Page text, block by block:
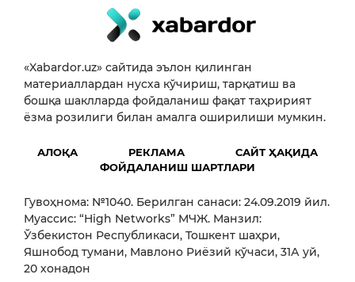
«Xabardor.uz» сайтида эълон қилинган
материаллардан нусха кўчириш, тарқатиш ва
бошқа шаклларда фойдаланиш фақат таҳририят
ёзма розилиги билан амалга оширилиши мумкин.
АЛОҚА РЕКЛАМА
САЙТ ҲАҚИДА
ФОЙДАЛАНИШ ШАРТЛАРИ
Гувоҳнома: №1040. Берилган санаси: 24.09.2019 йил.
Муассис: “High Networks” МЧЖ. Манзил:
Ўзбекистон Республикаси, Тошкент шаҳри,
Яшнобод тумани, Мавлоно Риёзий кўчаси, 31А уй,
20 хонадон